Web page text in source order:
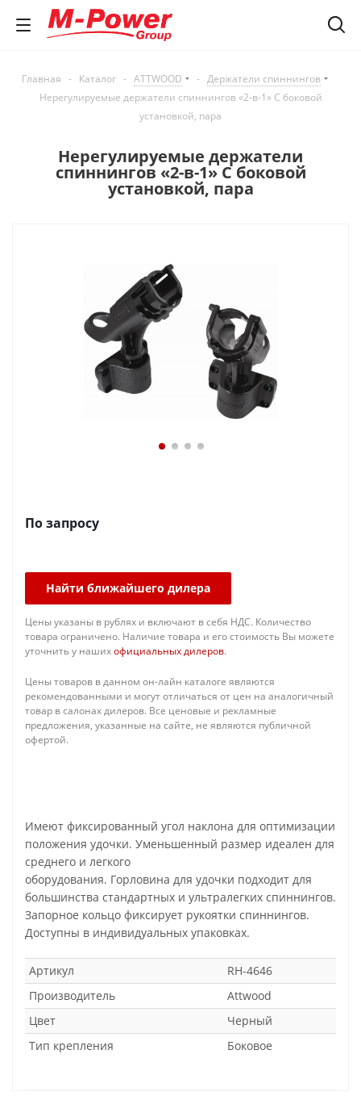
Главная - Каталог - ATTWOOD - Держатели спиннингов
Нерегулируемые держатели спиннингов «2-в-1» С боковой
установкой, пара
Нерегулируемые держатели
спиннингов «2-в-1» С боковой
установкой, пара
По запросу
Найти ближайшего дилера
Цены указаны в рублях и включают в себя НДС. Количество
товара ограничено. Наличие товара и его стоимость Вы можете
уточнить у нашихофициальных дилеров.
Цены товаров в данном он-лайн каталоге являются
рекомендованными и могут отличаться от цен на аналогичный
товар в салонах дилеров. Все ценовые и рекламные
предложения, указанные на сайте, не являются публичной
офертой.
Имеют фиксированный угол наклона для оптимизации
положения удочки. Уменьшенный размер идеален для
среднего и легкого
оборудования. Горловина для удочки подходит для
большинства стандартных и ультралегких спиннингов.
Запорное кольцо фиксирует рукоятки спиннингов.
Доступны в индивидуальных упаковках.
Артикул
RH-4646
Производитель
Attwood
Цвет
Черный
Тип крепления
Боковое